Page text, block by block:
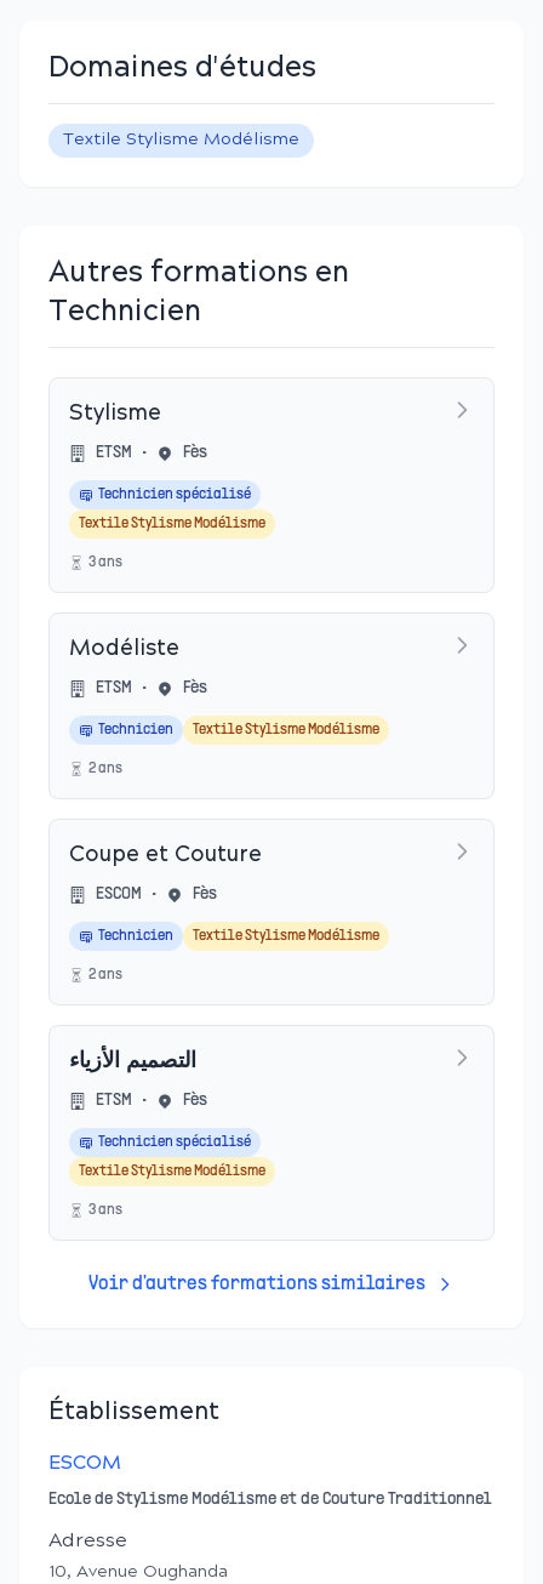
Domaines d'études
Textile Stylisme Modélisme
Autres formations en
Technicien
Stylisme
ETSM • Fès
Technicien spécialisé
Textile Stylisme Modélisme
3ans
Modéliste
ETSM • Fès
Technicien Textile Stylisme Modélisme
2ans
Coupe et Couture
ESCOM • Fès
Technicien Textile Stylisme Modélisme
2ans
التصميم الأزياء
ETSM • Fès
Technicien spécialisé
Textile Stylisme Modélisme
3ans
Voir d'autres formations similaires
Établissement
ESCOM
Ecole de Stylisme Modélisme et de Couture Traditionnel
Adresse
10, Avenue Oughanda